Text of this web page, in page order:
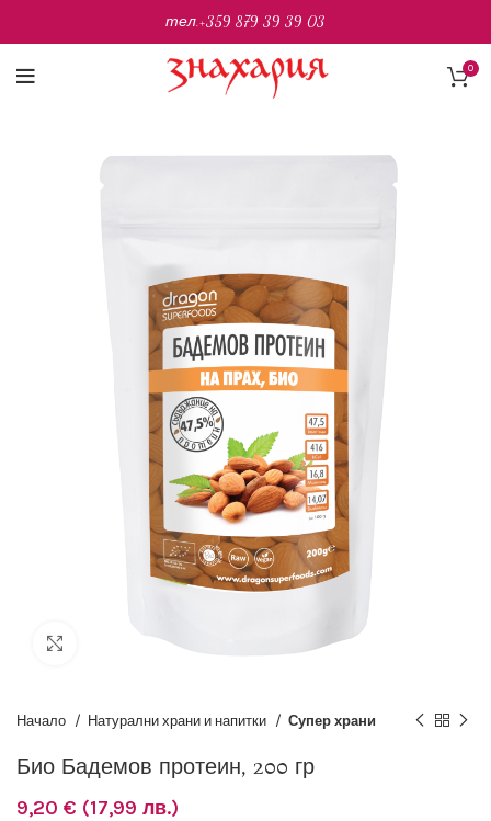
0
Разширяване
Начало Натурални храни и напитки Супер храни
Био Бадемов протеин, 200 гр
9,20 € (17,99 лв.)
тел.+359 879 39 39 03